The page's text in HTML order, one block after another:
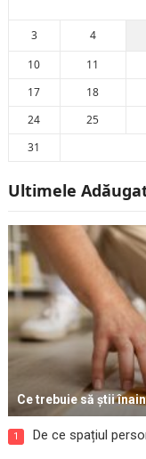
3
4
10
11
17
18
24
25
31
Ultimele
Ce trebuie să știi
1 De ce spațiul